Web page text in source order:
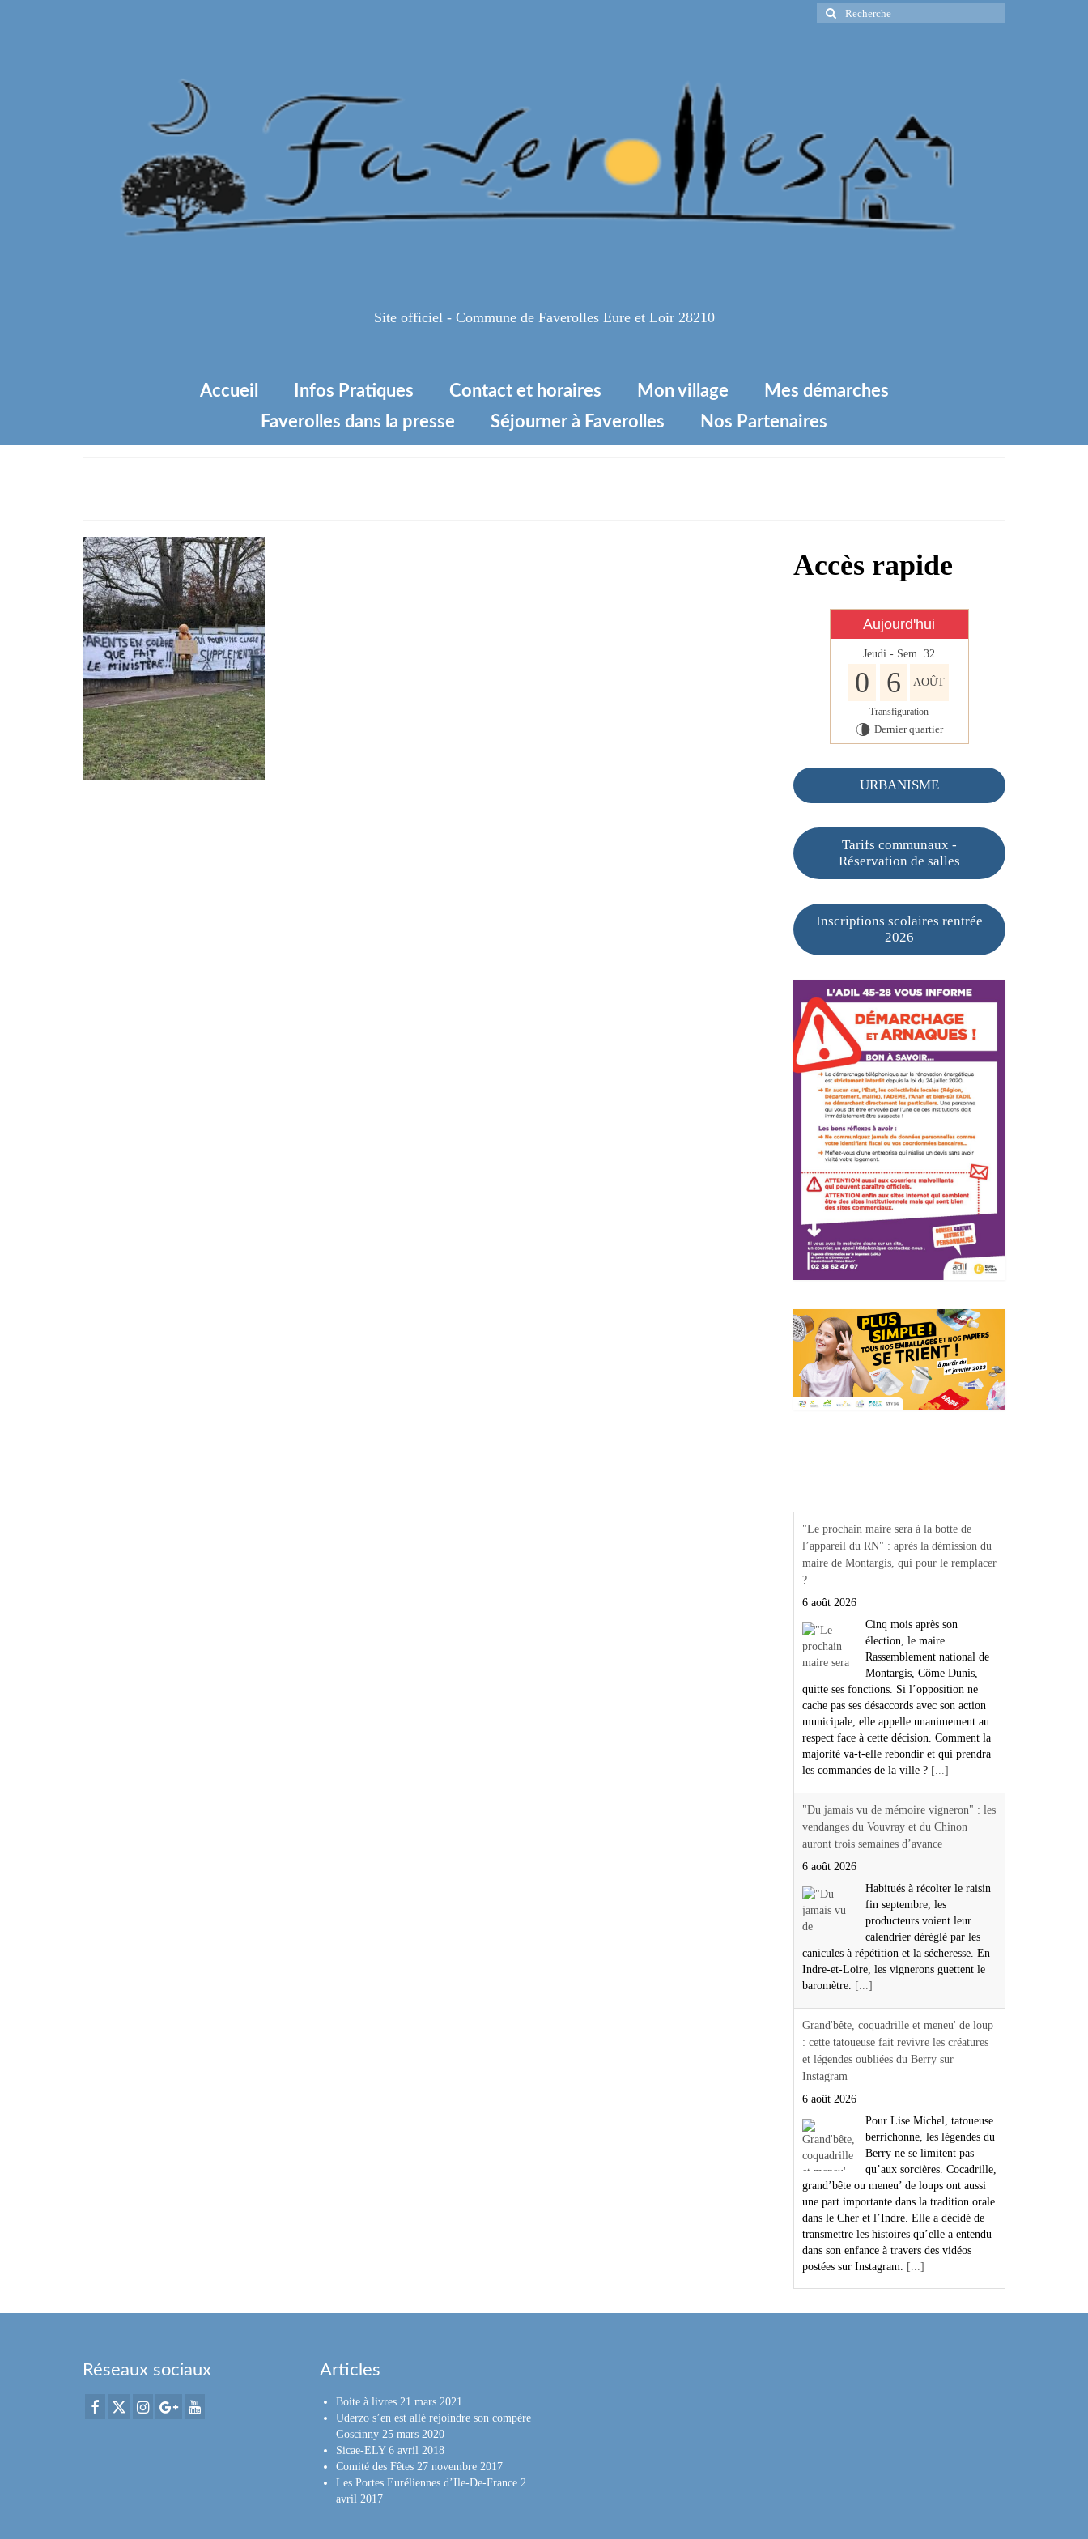
Rechercher
:
Site officiel - Commune de Faverolles Eure et Loir 28210
Accueil Infos Pratiques Contact et horaires Mon village
Mes démarches
Faverolles dans la presse
Séjourner à Faverolles Nos Partenaires
Accès rapide
Aujourd'hui
Jeudi - Sem. 32
0 6 AOÛT
Transfiguration
U Dernier quartier
URBANISME
Tarifs communaux -
Réservation de salles
Inscriptions scolaires rentrée
2026
"Le prochain maire sera à la botte de
l’appareil du RN" : après la démission du
maire de Montargis, qui pour le remplacer
?
6 août 2026
Cinq mois après son
élection, le maire
Rassemblement national de
Montargis, Côme Dunis,
quitte ses fonctions. Si l’opposition ne
cache pas ses désaccords avec son action
municipale, elle appelle unanimement au
respect face à cette décision. Comment la
majorité va-t-elle rebondir et qui prendra
les commandes de la ville ? [...]
"Du jamais vu de mémoire vigneron" : les
vendanges du Vouvray et du Chinon
auront trois semaines d’avance
6 août 2026
Habitués à récolter le raisin
fin septembre, les
producteurs voient leur
calendrier déréglé par les
canicules à répétition et la sécheresse. En
Indre-et-Loire, les vignerons guettent le
baromètre.
[...]
Grand'bête, coquadrille et meneu' de loup
: cette tatoueuse fait revivre les créatures
et légendes oubliées du Berry sur
Instagram
6 août 2026
Pour Lise Michel, tatoueuse
berrichonne, les légendes du
Berry ne se limitent pas
qu’aux sorcières. Cocadrille,
grand’bête ou meneu’ de loups ont aussi
une part importante dans la tradition orale
dans le Cher et l’Indre. Elle a décidé de
transmettre les histoires qu’elle a entendu
dans son enfance à travers des vidéos
postées sur Instagram.
[...]
Réseaux sociaux Articles
Boite à livres 21 mars 2021
Uderzo s’en est allé rejoindre son compère
Goscinny 25 mars 2020
Sicae-ELY 6 avril 2018
Comité des Fêtes 27 novembre 2017
Les Portes Euréliennes d’Ile-De-France 2
avril 2017